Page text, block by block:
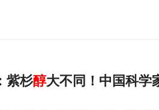
紫杉醇大不同！中国科学